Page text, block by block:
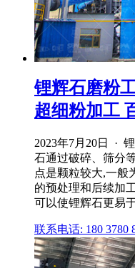
锂辉石磨粉
超细粉加工
2023年7月20日 ·
石通过破碎、筛分
点是颗粒较大,一般
的预处理和后续加
可以使锂辉石更易
联系电话: 180 3780